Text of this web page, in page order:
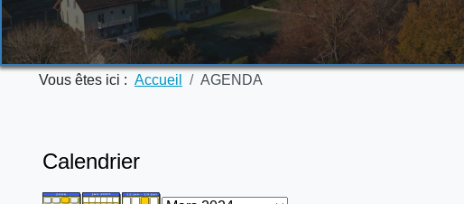
Vous êtes ici : Accueil AGENDA
Calendrier